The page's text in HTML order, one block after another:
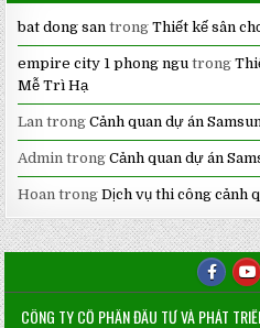
bat dong san trongThiết kế sân
empire city 1 phong ngu trong
Mễ Trì Hạ
Lan trongCảnh quan dự án
Admin trongCảnh quan dự án
Hoan trongDịch vụ thi công cảnh
CÔNG TY CỔ PHẦN ĐẦU TƯ VÀ PHÁT